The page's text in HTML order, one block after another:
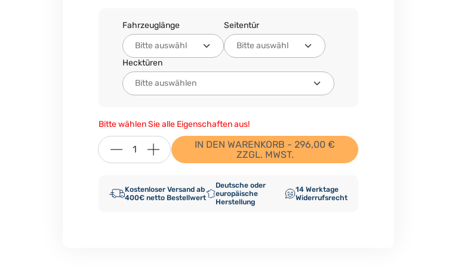
Fahrzeuglänge Seitentür
Hecktüren
Bitte wählen Sie alle Eigenschaften aus!
IN DEN WARENKORB - 296,00 €
ZZGL. MWST.
Kostenloser Versand ab
400€ netto Bestellwert
Deutsche oder
europäische
Herstellung
14 Werktage
Widerrufsrecht